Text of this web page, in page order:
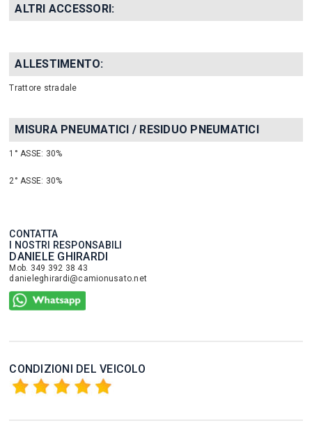
CONTATTA
I NOSTRI RESPONSABILI
DANIELE GHIRARDI
Mob. 349 392 38 43
danieleghirardi@camionusato.net
CONDIZIONI DEL VEICOLO
ALTRI ACCESSORI:
ALLESTIMENTO:
Trattore stradale
MISURA PNEUMATICI / RESIDUO PNEUMATICI
1° ASSE: 30%
2° ASSE: 30%